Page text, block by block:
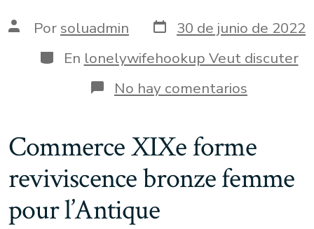
Autor
entrada
Por soluadmin Fecha
de
publicación
30 de junio de 2022
Categorías
En lonelywifehookup Veut discuter
No hay comentarios
b
ce
type
d
veteran
Commerce XIXe forme
reviviscence bronze femme
pour l’Antique